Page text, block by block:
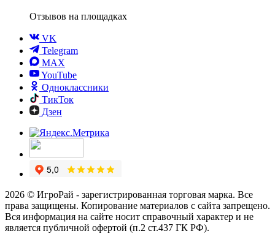
Отзывов на площадках
VK
Telegram
MAX
YouTube
Одноклассники
ТикТок
Дзен
2026 © ИгроРай - зарегистрированная торговая марка. Все
права защищены. Копирование материалов с сайта запрещено.
Вся информация на сайте носит справочный характер и не
является публичной офертой (п.2 ст.437 ГК РФ).